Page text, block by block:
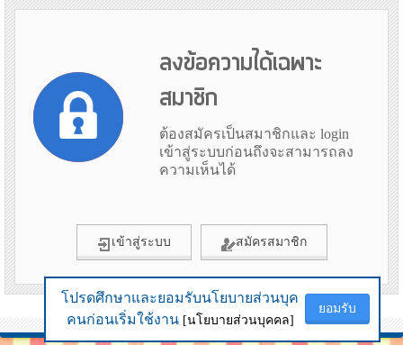
โปรดศึกษาและยอมรับนโยบายส่วนบุค
คนก่อนเริ่มใช้งาน [นโยบายส่วนบุคคล]
ยอมรับ
ลงข้อความได้เฉพาะ
สมาชิก
ต้องสมัครเป็นสมาชิกและ login
เข้าสู่ระบบก่อนถึงจะสามารถลง
ความเห็นได้
เข้าสู่ระบบ สมัครสมาชิก
ข้อมูลเมื่อ 6th August 2026 14:45
โปรดศึกษาและยอมรับนโยบายส่วนบุค
คนก่อนเริ่มใช้งาน [นโยบายส่วนบุคคล]
ยอมรับ